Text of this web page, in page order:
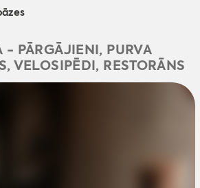
- PĀRGĀJIENI, PURVA
VELOSIPĒDI, RESTORĀNS